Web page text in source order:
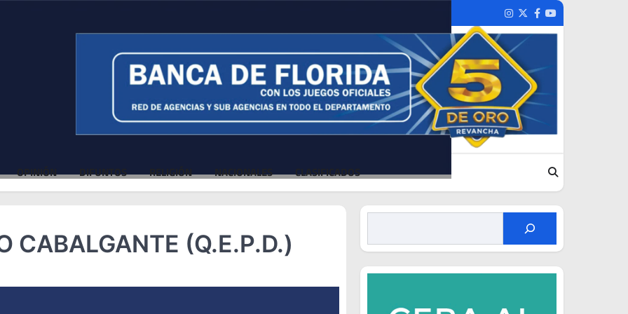
Instagram
TwitterFacebook
Youtube
OPINIÓN DIFUNTOS RELIGIÓN NACIONALES CLASIFICADOS
CABALGANTE (Q.E.P.D.)